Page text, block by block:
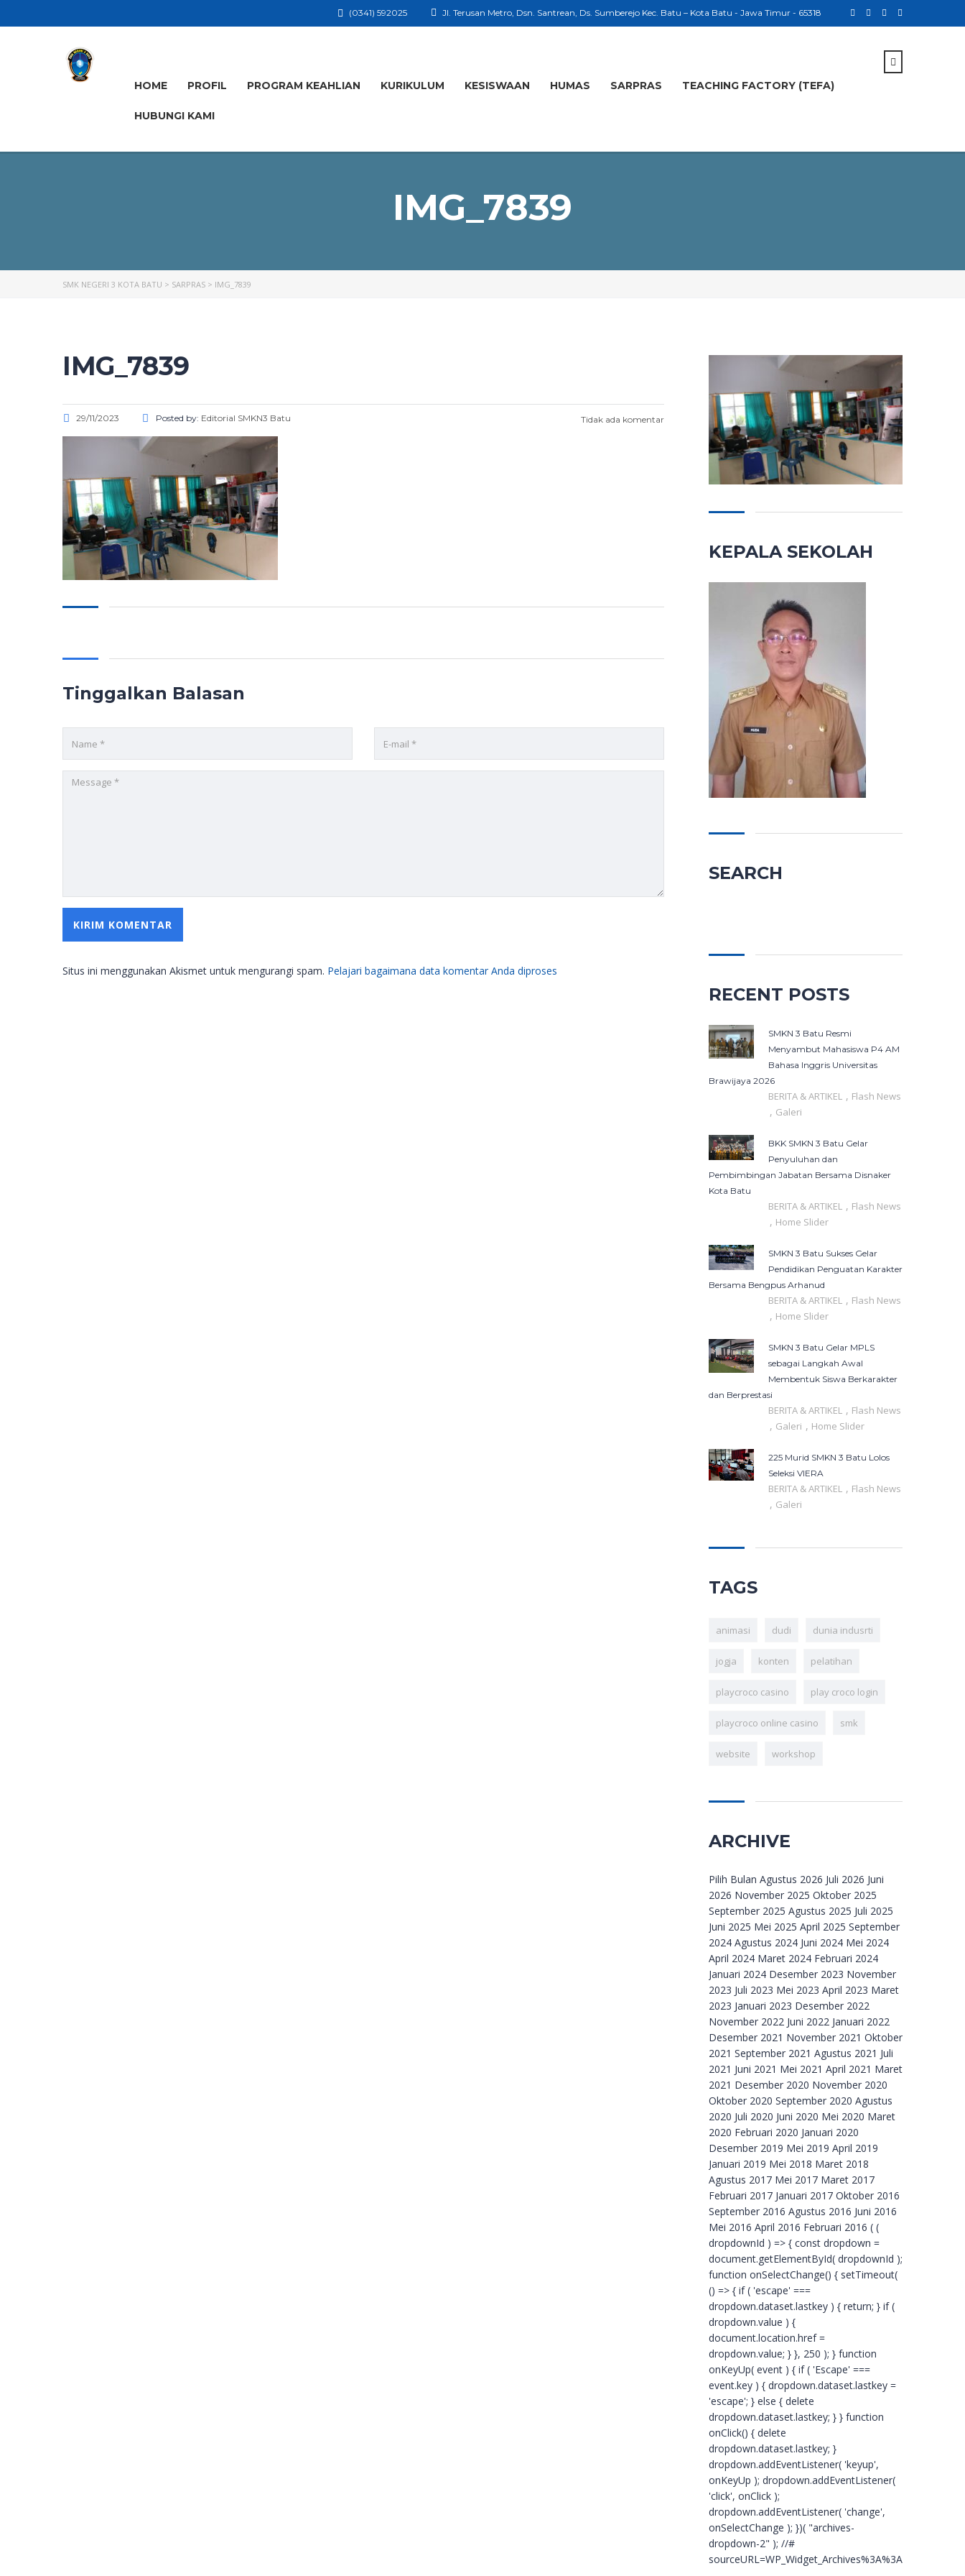
Jl. Terusan Metro, Dsn. Santrean, Ds. Sumberejo Kec. Batu – Kota Batu - Jawa Timur - 65318
(0341) 592025
HOME PROFIL PROGRAM KEAHLIAN KURIKULUM KESISWAAN HUMAS SARPRAS TEACHING FACTORY (TEFA)
HUBUNGI KAMI
IMG_7839
SMK NEGERI 3 KOTA BATU > SARPRAS > IMG_7839
IMG_7839
29/11/2023 Posted by: Editorial SMKN3 Batu Tidak ada komentar
Tinggalkan Balasan
Situs ini menggunakan Akismet untuk mengurangi spam. Pelajari bagaimana data komentar Anda diproses
KEPALA SEKOLAH
SEARCH
RECENT POSTS
SMKN 3 Batu Resmi
Menyambut Mahasiswa P4 AM
Bahasa Inggris Universitas
Brawijaya 2026
BERITA & ARTIKEL , Flash News
, Galeri
BKK SMKN 3 Batu Gelar
Penyuluhan dan
Pembimbingan Jabatan Bersama Disnaker
Kota Batu
BERITA & ARTIKEL , Flash News
, Home Slider
SMKN 3 Batu Sukses Gelar
Pendidikan Penguatan Karakter
Bersama Bengpus Arhanud
BERITA & ARTIKEL , Flash News
, Home Slider
SMKN 3 Batu Gelar MPLS
sebagai Langkah Awal
Membentuk Siswa Berkarakter
dan Berprestasi
BERITA & ARTIKEL , Flash News
, Galeri , Home Slider
225 Murid SMKN 3 Batu Lolos
Seleksi VIERA
BERITA & ARTIKEL , Flash News
, Galeri
TAGS
animasi dudi dunia indusrti
jogja konten pelatihan
playcroco casino play croco login
playcroco online casino smk
website workshop
ARCHIVE
Archive
Pilih Bulan Agustus 2026 Juli 2026 Juni
2026 November 2025 Oktober 2025
September 2025 Agustus 2025 Juli 2025
Juni 2025 Mei 2025 April 2025 September
2024 Agustus 2024 Juni 2024 Mei 2024
April 2024 Maret 2024 Februari 2024
Januari 2024 Desember 2023 November
2023 Juli 2023 Mei 2023 April 2023 Maret
2023 Januari 2023 Desember 2022
November 2022 Juni 2022 Januari 2022
Desember 2021 November 2021 Oktober
2021 September 2021 Agustus 2021 Juli
2021 Juni 2021 Mei 2021 April 2021 Maret
2021 Desember 2020 November 2020
Oktober 2020 September 2020 Agustus
2020 Juli 2020 Juni 2020 Mei 2020 Maret
2020 Februari 2020 Januari 2020
Desember 2019 Mei 2019 April 2019
Januari 2019 Mei 2018 Maret 2018
Agustus 2017 Mei 2017 Maret 2017
Februari 2017 Januari 2017 Oktober 2016
September 2016 Agustus 2016 Juni 2016
Mei 2016 April 2016 Februari 2016 ( (
dropdownId ) => { const dropdown =
document.getElementById( dropdownId );
function onSelectChange() { setTimeout(
() => { if ( 'escape' ===
dropdown.dataset.lastkey ) { return; } if (
dropdown.value ) {
document.location.href =
dropdown.value; } }, 250 ); } function
onKeyUp( event ) { if ( 'Escape' ===
event.key ) { dropdown.dataset.lastkey =
'escape'; } else { delete
dropdown.dataset.lastkey; } } function
onClick() { delete
dropdown.dataset.lastkey; }
dropdown.addEventListener( 'keyup',
onKeyUp ); dropdown.addEventListener(
'click', onClick );
dropdown.addEventListener( 'change',
onSelectChange ); })( "archives-
dropdown-2" ); //#
sourceURL=WP_Widget_Archives%3A%3Awidget